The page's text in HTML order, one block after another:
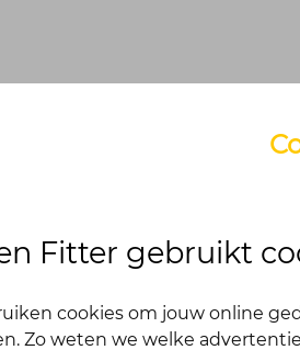
Fitter gebruikt
cookies om jouw online
Zo weten we welke